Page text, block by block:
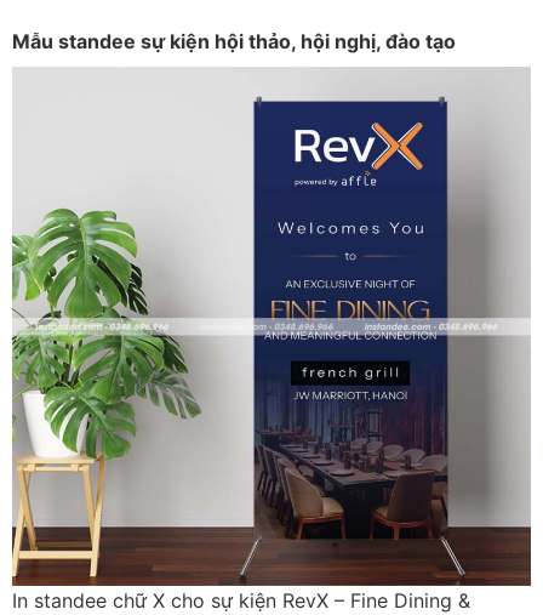
Mẫu standee sự kiện hội thảo, hội nghị, đào tạo
In standee chữ X cho sự kiện RevX – Fine Dining &